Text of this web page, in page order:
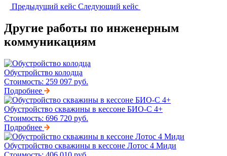
Предыдущий кейс Следующий кейс
Другие работы по инженерным
коммуникациям
Обустройство колодца
Стоимость: 259 097 руб.
Подробнее
Обустройство скважины в кессоне БИО-С 4+
Стоимость: 696 720 руб.
Подробнее
Обустройство скважины в кессоне Лотос 4 Миди